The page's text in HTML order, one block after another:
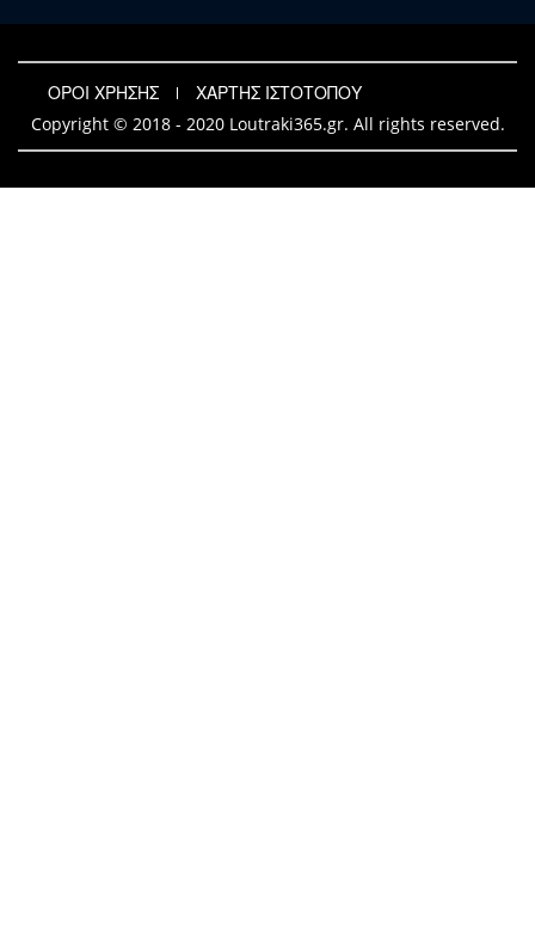
ΟΡΟΙ ΧΡΗΣΗΣ
ΧΑΡΤΗΣ ΙΣΤΟΤΟΠΟΥ
Copyright © 2018 - 2020 Loutraki365.gr. All rights reserved.